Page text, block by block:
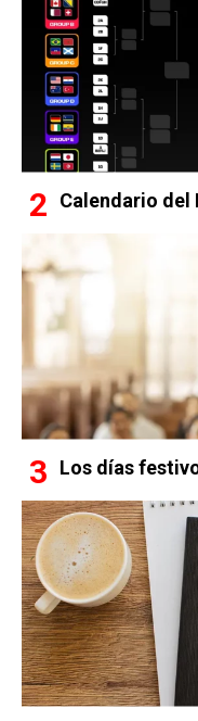
Calendario del
Los días